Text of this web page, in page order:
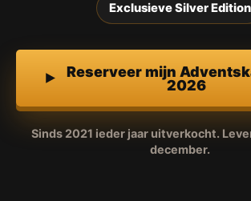
Exclusieve Silver Edition
Reserveer mijn
2026
Sinds 2021 ieder jaar uitverkocht.
december.